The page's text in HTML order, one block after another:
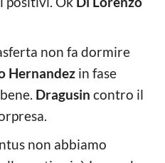
non fa dormire
Hernandez in fase
Dragusin contro il
non abbiamo